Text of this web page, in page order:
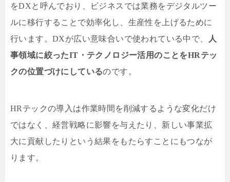
をDXと呼んでおり、ビジネスでは業務をデジタルツー
ルに移行することで効率化し、生産性を上げるために
行います。DXが広い意味合いで使われている中で、
人
事領域に絞ったIT・テクノロジー活用のことをHRテッ
クの位置づけにしているのです。
HRテックの導入は作業時間を削減するような変化だけ
ではなく、経営戦略に影響を与えたり、新しい事業拡
大に貢献したりという結果をもたらすことにもつなが
ります。